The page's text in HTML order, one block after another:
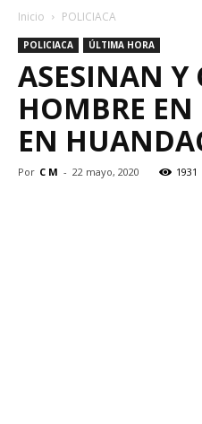
Inicio POLICIACA
POLICIACA ÚLTIMA HORA
ASESINAN Y
HOMBRE
EN
Por C M - 22 mayo, 2020 1931